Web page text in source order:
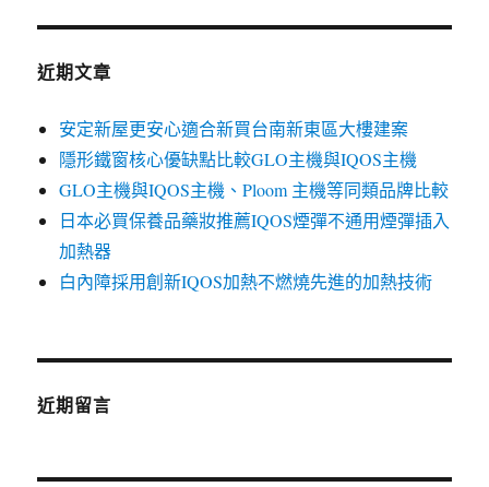
鍵
近期文章
安定新屋更安心適合新買台南新東區大樓建案
隱形鐵窗核心優缺點比較GLO主機與IQOS主機
GLO主機與IQOS主機、Ploom 主機等同類品牌比較
日本必買保養品藥妝推薦IQOS煙彈不通用煙彈插入
加熱器
白內障採用創新IQOS加熱不燃燒先進的加熱技術
近期留言